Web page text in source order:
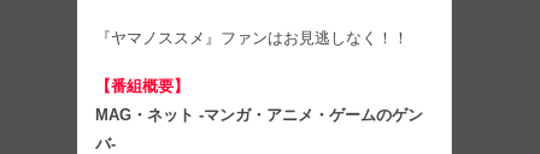
『ヤマノススメ』ファンはお見逃しなく！！
【番組概要】
MAG・ネット -マンガ・アニメ・ゲームのゲン
バ-